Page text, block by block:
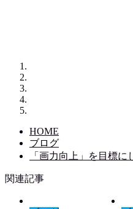
HOME
ブログ
「画力向上」を目標
関連記事